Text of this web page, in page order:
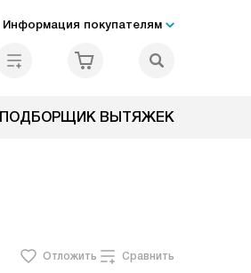
Информация покупателям
ПОДБОРЩИК ВЫТЯЖЕК
Отложить Сравнить